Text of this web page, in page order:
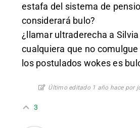
estafa del sistema de
considerará bulo?
¿llamar ultraderecha a
cualquiera que no comulgue
los postulados wokes es
Último editado 1 año hace por
3